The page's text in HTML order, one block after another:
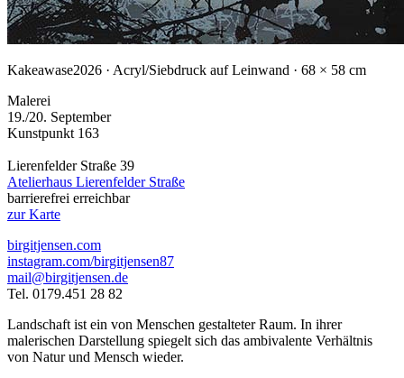
Kakeawase2026 · Acryl/Siebdruck auf Leinwand · 68 × 58 cm
Malerei
19./20. September
Kunstpunkt 163
Lierenfelder Straße 39
Atelierhaus Lierenfelder Straße
barrierefrei erreichbar
zur Karte
birgitjensen.com
instagram.com/birgitjensen87
mail@birgitjensen.de
Tel. 0179.451 28 82
Landschaft ist ein von Menschen gestalteter Raum. In ihrer
malerischen Darstellung spiegelt sich das ambivalente Verhältnis
von Natur und Mensch wieder.